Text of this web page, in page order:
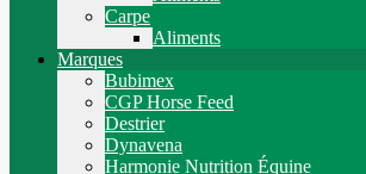
Carpe
Aliments
Marques
Bubimex
CGP Horse Feed
Destrier
Dynavena
Harmonie Nutrition Équine